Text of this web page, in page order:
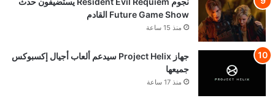
Future Game Show القادم
منذ 15 ساعة
جهاز Project Helix سيدعم ألعاب أجيال إكسبوكس
جميعها
منذ 17 ساعة